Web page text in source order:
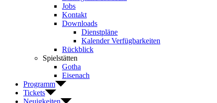
Jobs
Kontakt
Downloads
Dienstpläne
Kalender Verfügbarkeiten
Rückblick
Spielstätten
Gotha
Eisenach
Programm
Tickets
Neuigkeiten